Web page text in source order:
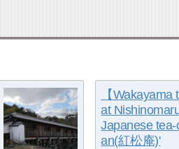
【
at
Japanese
an(紅松庵)'